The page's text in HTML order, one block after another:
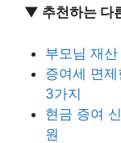
▼ 추천하는 다
부모님 재
증여세 면
3가지
현금 증여
원